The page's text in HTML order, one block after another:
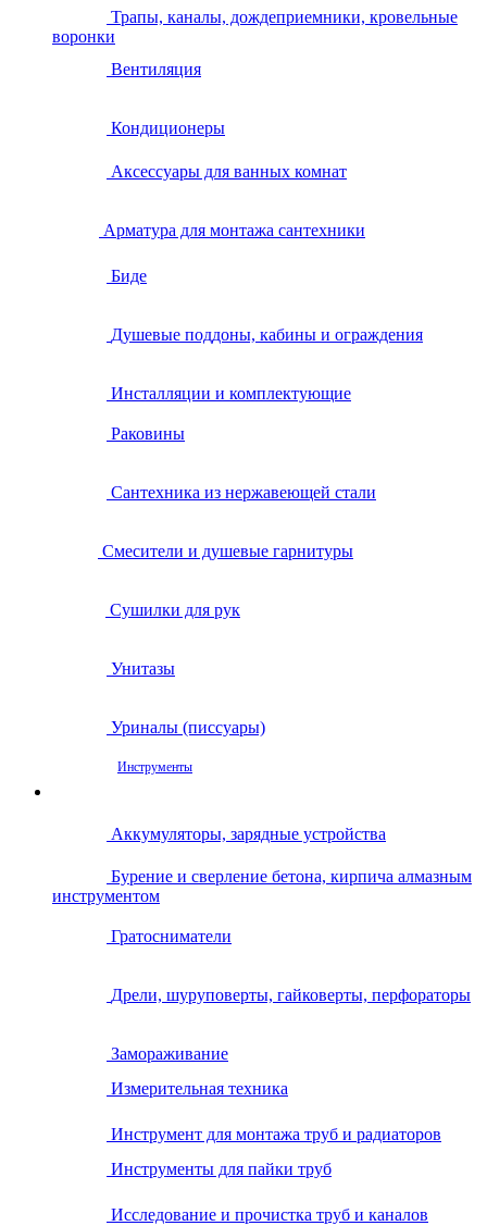
Трапы, каналы, дождеприемники, кровельные
воронки
Вентиляция
Кондиционеры
Аксессуары для ванных комнат
Арматура для монтажа сантехники
Биде
Душевые поддоны, кабины и ограждения
Инсталляции и комплектующие
Раковины
Сантехника из нержавеющей стали
Смесители и душевые гарнитуры
Сушилки для рук
Унитазы
Уриналы (писсуары)
Инструменты
Аккумуляторы, зарядные устройства
Бурение и сверление бетона, кирпича алмазным
инструментом
Гратосниматели
Дрели, шуруповерты, гайковерты, перфораторы
Замораживание
Измерительная техника
Инструмент для монтажа труб и радиаторов
Инструменты для пайки труб
Исследование и прочистка труб и каналов